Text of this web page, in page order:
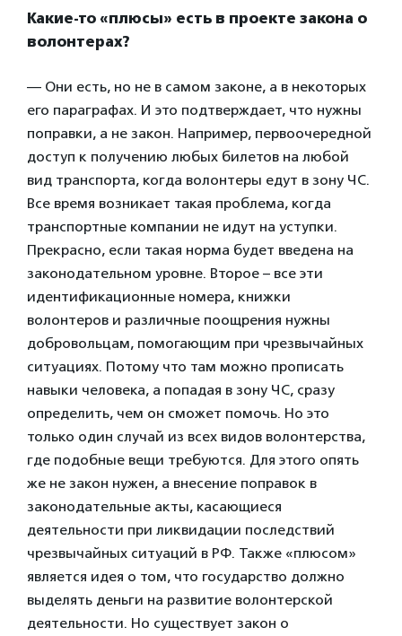
Какие-то «плюсы» есть в проекте закона о
волонтерах?
— Они есть, но не в самом законе, а в некоторых
его параграфах. И это подтверждает, что нужны
поправки, а не закон. Например, первоочередной
доступ к получению любых билетов на любой
вид транспорта, когда волонтеры едут в зону ЧС.
Все время возникает такая проблема, когда
транспортные компании не идут на уступки.
Прекрасно, если такая норма будет введена на
законодательном уровне. Второе – все эти
идентификационные номера, книжки
волонтеров и различные поощрения нужны
добровольцам, помогающим при чрезвычайных
ситуациях. Потому что там можно прописать
навыки человека, а попадая в зону ЧС, сразу
определить, чем он сможет помочь. Но это
только один случай из всех видов волонтерства,
где подобные вещи требуются. Для этого опять
же не закон нужен, а внесение поправок в
законодательные акты, касающиеся
деятельности при ликвидации последствий
чрезвычайных ситуаций в РФ. Также «плюсом»
является идея о том, что государство должно
выделять деньги на развитие волонтерской
деятельности. Но существует закон о